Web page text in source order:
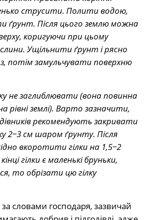
струсити. Полити водою,
ґрунт. Після цього землю можна
коригуючи при цьому
Ущільнити ґрунт і рясно
потім замульчувати поверхню
не заглиблювати (вона повинна
рівні землі). Варто зазначити,
рекомендують закривати
2−3 см шаром ґрунту. Після
вкоротити гілки на 1,5−2
гілки є маленькі бруньки,
то обрізати цю гілку
словами господаря, зазвичай